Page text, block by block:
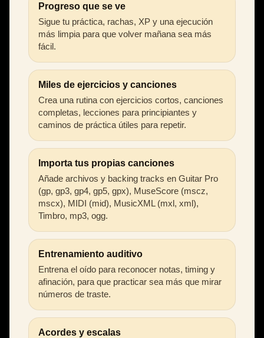
Progreso que se ve
Sigue tu práctica, rachas, XP y una ejecución
más limpia para que volver mañana sea más
fácil.
Miles de ejercicios y canciones
Crea una rutina con ejercicios cortos, canciones
completas, lecciones para principiantes y
caminos de práctica útiles para repetir.
Importa tus propias canciones
Añade archivos y backing tracks en Guitar Pro
(gp, gp3, gp4, gp5, gpx), MuseScore (mscz,
mscx), MIDI (mid), MusicXML (mxl, xml),
Timbro, mp3, ogg.
Entrenamiento auditivo
Entrena el oído para reconocer notas, timing y
afinación, para que practicar sea más que mirar
números de traste.
Acordes y escalas